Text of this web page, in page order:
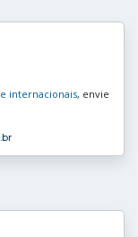
internacionais, envie